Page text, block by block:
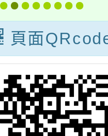
教育
案，
職員
社區
詳如
頁面